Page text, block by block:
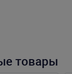
товары